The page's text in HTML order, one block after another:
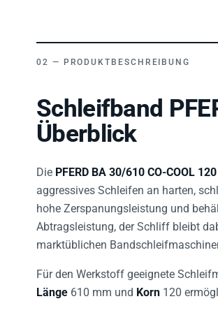
PRODUKTBESCHREIBUNG
Schleifband
Überblick
Die PFERD BA 30/610 CO-COOL 120
aggressives Schleifen an harten,
hohe Zerspanungsleistung und
Abtragsleistung, der Schliff bleibt
marktüblichen
Für den Werkstoff geeignete
Länge 610 mm und Korn 120